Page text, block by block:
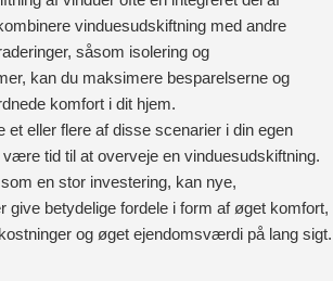
vinduesudskiftning med andre
såsom isolering og
kan du maksimere besparelserne og
komfort i dit hjem.
et eller flere af disse scenarier i din egen
tid til at overveje en vinduesudskiftning.
en stor investering, kan nye,
give betydelige fordele i form af øget komfort,
og øget ejendomsværdi på lang sigt.